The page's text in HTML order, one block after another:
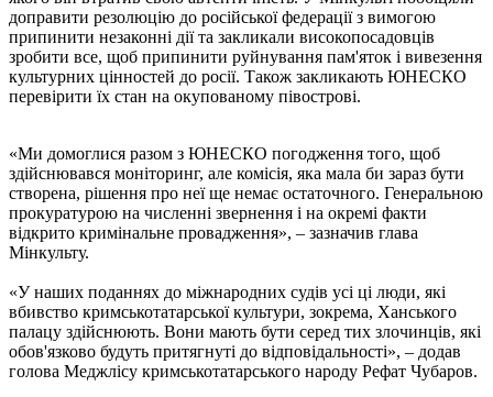
доправити резолюцію до російської федерації з вимогою
припинити незаконні дії та закликали високопосадовців
зробити все, щоб припинити руйнування пам'яток і вивезення
культурних цінностей до росії. Також закликають ЮНЕСКО
перевірити їх стан на окупованому півострові.
«Ми домоглися разом з ЮНЕСКО погодження того, щоб
здійснювався моніторинг, але комісія, яка мала би зараз бути
створена, рішення про неї ще немає остаточного. Генеральною
прокуратурою на численні звернення і на окремі факти
відкрито кримінальне провадження», – зазначив глава
Мінкульту.
«У наших поданнях до міжнародних судів усі ці люди, які
вбивство кримськотатарської культури, зокрема, Ханського
палацу здійснюють. Вони мають бути серед тих злочинців, які
обов'язково будуть притягнуті до відповідальності», – додав
голова Меджлісу кримськотатарського народу Рефат Чубаров.